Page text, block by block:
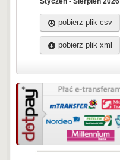
pobierz plik csv
pobierz plik xml